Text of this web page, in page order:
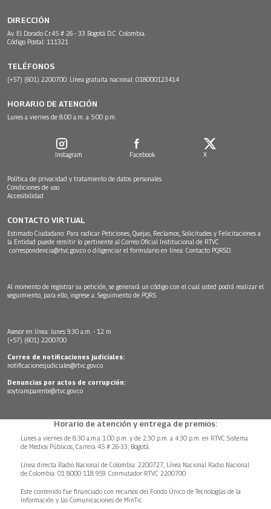
DIRECCIÓN
Av. El Dorado Cr.45 # 26 - 33 Bogotá D.C. Colombia.
Código Postal: 111321
TELÉFONOS
(+57) (601) 2200700. Línea gratuita nacional: 018000123414
HORARIO DE ATENCIÓN
Lunes a viernes de 8:00 a.m. a 5:00 p.m.
Instagram Facebook X
Política de privacidad y tratamiento de datos personales
Condiciones de uso
Accesibilidad
CONTACTO VIRTUAL
Estimado Ciudadano: Para radicar Peticiones, Quejas, Reclamos, Solicitudes y Felicitaciones a
la Entidad puede remitir lo pertinente al Correo Oficial Institucional de RTVC
correspondencia@rtvc.gov.co o diligenciar el formulario en línea: Contacto PQRSD.
Al momento de registrar su petición, se generará un código con el cual usted podrá realizar el
seguimiento, para ello, ingrese a: Seguimiento de PQRS
Asesor en línea: lunes 9:30 a.m. - 12 m
(+57) (601) 2200700
Correo de notificaciones judiciales:
notificacionesjudiciales@rtvc.gov.co
Denuncias por actos de corrupción:
soytransparente@rtvc.gov.co
Horario de atención y entrega de premios:
Lunes a viernes de 8:30 a.m.a 1:00 p.m. y de 2:30 p.m. a 4:30 p.m. en RTVC Sistema
de Medios Públicos, Carrera 45 # 26-33, Bogotá.
Línea directa Radio Nacional de Colombia: 2200727, Línea Nacional Radio Nacional
de Colombia: 01 8000 118 959. Conmutador RTVC 2200700
Este contenido fue financiado con recursos del Fondo Único de Tecnologías de la
Información y las Comunicaciones de MinTic.